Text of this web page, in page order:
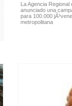
La Agencia
anunciado una
para 100.000
metropolitana